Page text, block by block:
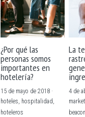
¿Por qué las
personas somos
importantes en
hotelería?
15 de mayo de 2018·
hoteles, hospitalidad,
hoteleros
La
4 de